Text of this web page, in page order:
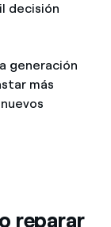
decisión
generación
más
reparar